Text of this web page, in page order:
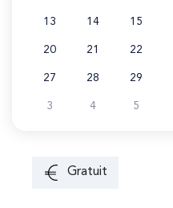
13 14 15
20 21 22
27 28 29
3 4 5
Gratuit